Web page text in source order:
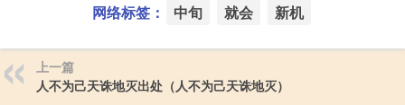
网络标签： 中旬 就会 新机
上一篇
人不为己天诛地灭出处（人不为己天诛地灭）